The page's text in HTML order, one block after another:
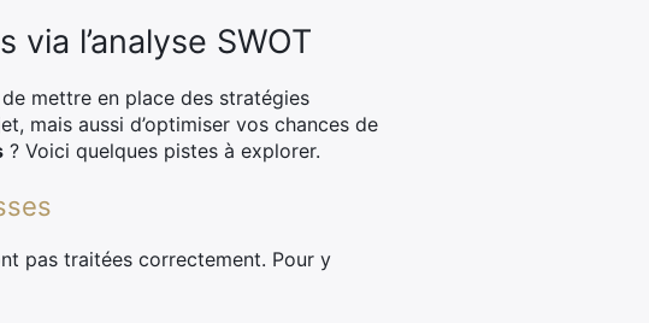
l’analyse SWOT
mettre en place des stratégies
mais aussi d’optimiser vos chances de
? Voici quelques pistes à explorer.
pas traitées correctement. Pour y